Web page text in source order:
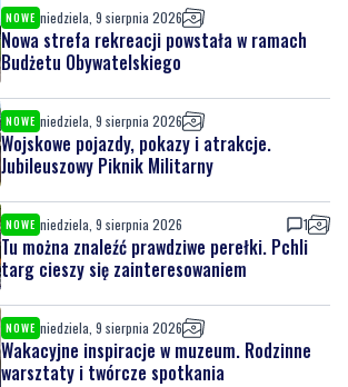
NOWE niedziela, 9 sierpnia 2026
Nowa strefa rekreacji powstała w ramach
Budżetu Obywatelskiego
NOWE niedziela, 9 sierpnia 2026
Wojskowe pojazdy, pokazy i atrakcje.
Jubileuszowy Piknik Militarny
NOWE niedziela, 9 sierpnia 2026 1
Tu można znaleźć prawdziwe perełki. Pchli
targ cieszy się zainteresowaniem
NOWE niedziela, 9 sierpnia 2026
Wakacyjne inspiracje w muzeum. Rodzinne
warsztaty i twórcze spotkania